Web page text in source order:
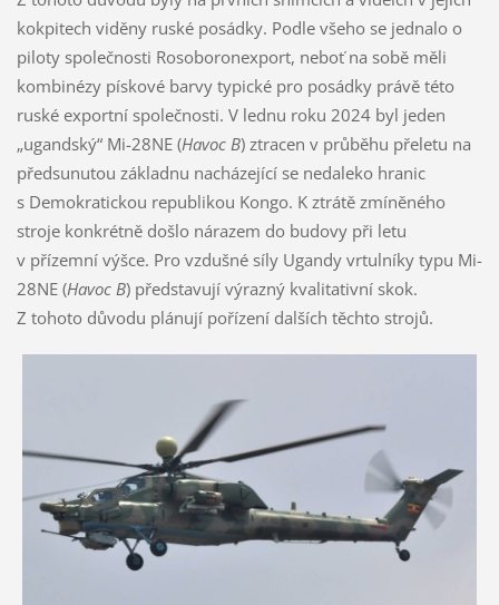
kokpitech viděny ruské posádky. Podle všeho se jednalo o
piloty společnosti Rosoboronexport, neboť na sobě měli
kombinézy pískové barvy typické pro posádky právě této
ruské exportní společnosti. V lednu roku 2024 byl jeden
„ugandský“ Mi-28NE (Havoc B) ztracen v průběhu přeletu na
předsunutou základnu nacházející se nedaleko hranic
s Demokratickou republikou Kongo. K ztrátě zmíněného
stroje konkrétně došlo nárazem do budovy při letu
v přízemní výšce. Pro vzdušné síly Ugandy vrtulníky typu Mi-
28NE (Havoc B) představují výrazný kvalitativní skok.
Z tohoto důvodu plánují pořízení dalších těchto strojů.